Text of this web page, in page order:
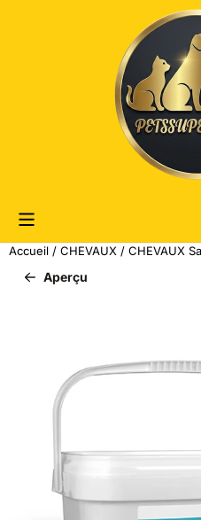
Les préférences de cookies sont
Accueil / CHEVAUX / CHEVAUX
Aperçu